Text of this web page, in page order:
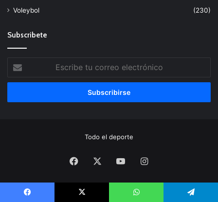
Voleybol
(230)
Subscribete
Escribe
tu
correo
Todo el deporte
Facebook YouTubeInstagram